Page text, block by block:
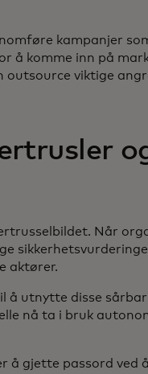
kampanjer
å komme inn på
viktige
Når
aktører.
å utnytte disse
nå ta i bruk
å gjette passord ved